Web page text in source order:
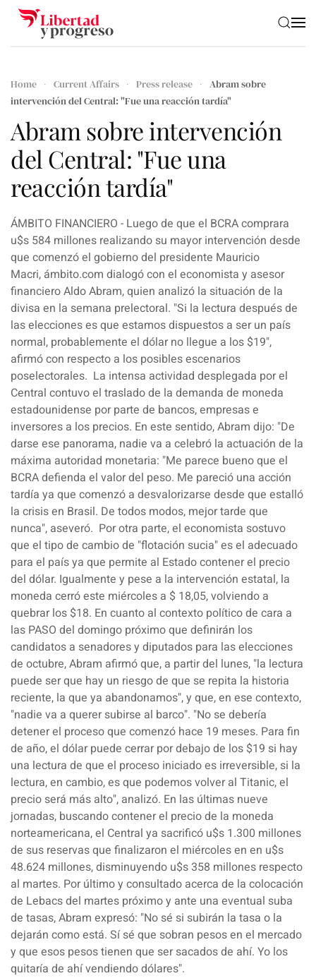
Skip to main content
Home Current Affairs Press release
Abram sobre
intervención del Central: "Fue una reacción tardía"
Abram sobre intervención
del Central: "Fue una
reacción tardía"
ÁMBITO FINANCIERO - Luego de que el BCRA comprara
u$s 584 millones realizando su mayor intervención desde
que comenzó el gobierno del presidente Mauricio
Macri, ámbito.com dialogó con el economista y asesor
financieroAldo Abram, quien analizó la situación de la
divisa en la semana prelectoral. "Si la lectura después de
las elecciones es que estamos dispuestos a ser un país
normal, probablemente el dólar no llegue a los $19",
afirmó con respecto a los posibles escenarios
poselectorales. La intensa actividad desplegada por el
Central contuvo el traslado de la demanda de moneda
estadounidense por parte de bancos, empresas e
inversores a los precios. En este sentido, Abram dijo: "De
darse ese panorama, nadie va a celebró la actuación de la
máxima autoridad monetaria: "Me parece bueno que el
BCRA defienda el valor del peso. Me pareció una acción
tardía ya que comenzó a desvalorizarse desde que estalló
la crisis en Brasil. De todos modos, mejor tarde que
nunca", aseveró. Por otra parte, el economista sostuvo
que el tipo de cambio de "flotación sucia" es el adecuado
para el país ya que permite al Estado contener el precio
del dólar. Igualmente y pese a la intervención estatal, la
moneda cerró este miércoles a $ 18,05, volviendo a
quebrar los $18. En cuanto al contexto político de cara a
las PASO del domingo próximo que definirán los
candidatos a senadores y diputados para las elecciones
de octubre, Abram afirmó que, a partir del lunes, "la lectura
puede ser que hay un riesgo de que se repita la historia
reciente, la que ya abandonamos",y que, en ese contexto,
"nadie va a querer subirse al barco". "No se debería
detener el proceso que comenzó hace 19 meses. Para fin
de año, el dólar puede cerrar por debajo de los $19 si hay
una lectura de que el proceso iniciado es irreversible, si la
lectura, en cambio, es que podemos volver al Titanic, el
precio será más alto", analizó. En las últimas nueve
jornadas, buscando contener el precio de la moneda
norteamericana, el Central ya sacrificó u$s 1.300 millones
de sus reservas que finalizaron el miércoles en en u$s
48.624 millones, disminuyendo u$s 358 millones respecto
al martes. Por último y consultado acerca de la colocación
de Lebacs del martes próximo y ante una eventual suba
de tasas, Abram expresó: "No sé si subirán la tasa o la
dejarán como está. Sí sé que sobran pesos en el mercado
y que esos pesos tienen que ser sacados de ahí. Yo los
quitaría de ahí vendiendo dólares".